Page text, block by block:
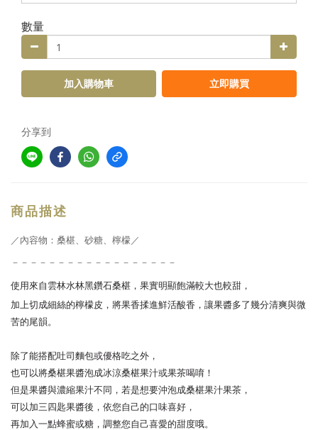
數量
加入購物車 立即購買
分享到
商品描述
／內容物：桑椹、 砂糖、檸檬／
－－－－－－－－－－－－－－－－－－
使用來自雲林水林黑鑽石桑椹， 果實明顯飽滿較大也較甜，
加上切成細絲的檸檬皮， 將果香揉進鮮活酸香，讓果醬多了幾分清爽與微
苦的尾韻。
除了能搭配吐司麵包或優格吃之外，
也可以將桑椹果醬泡成冰涼桑椹果汁或果茶喝唷！
但是果醬與濃縮果汁不同， 若是想要沖泡成桑椹果汁果茶，
可以加三四匙果醬後，依您自己的口味喜好，
再加入一點蜂蜜或糖，調整您自己喜愛的甜度哦。